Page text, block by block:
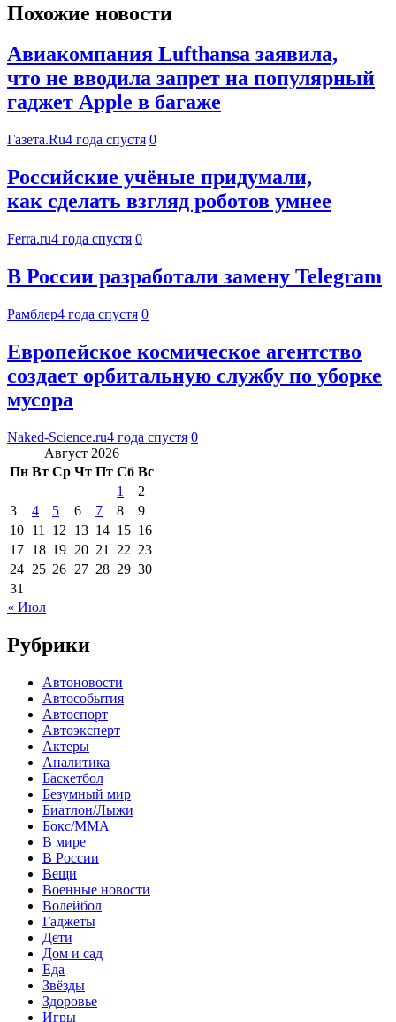
Похожие новости
Авиакомпания Lufthansa заявила,
что не вводила запрет на популярный
гаджет Apple в багаже
Газета.Ru4 года спустя 0
Российские учёные придумали,
как сделать взгляд роботов умнее
Ferra.ru4 года спустя 0
В России разработали замену Telegram
Рамблер4 года спустя 0
Европейское космическое агентство
создает орбитальную службу по уборке
мусора
Naked-Science.ru4 года спустя 0
Август 2026
Пн Вт Ср Чт Пт Сб Вс
1
2
3
4 5 6 7 8
9
10 11 12 13 14 15 16
17 18 19 20 21 22 23
24 25 26 27 28 29 30
31
« Июл
Рубрики
Автоновости
Автособытия
Автоспорт
Автоэксперт
Актеры
Аналитика
Баскетбол
Безумный мир
Биатлон/Лыжи
Бокс/MMA
В мире
В России
Вещи
Военные новости
Волейбол
Гаджеты
Дети
Дом и сад
Еда
Звёзды
Здоровье
Игры